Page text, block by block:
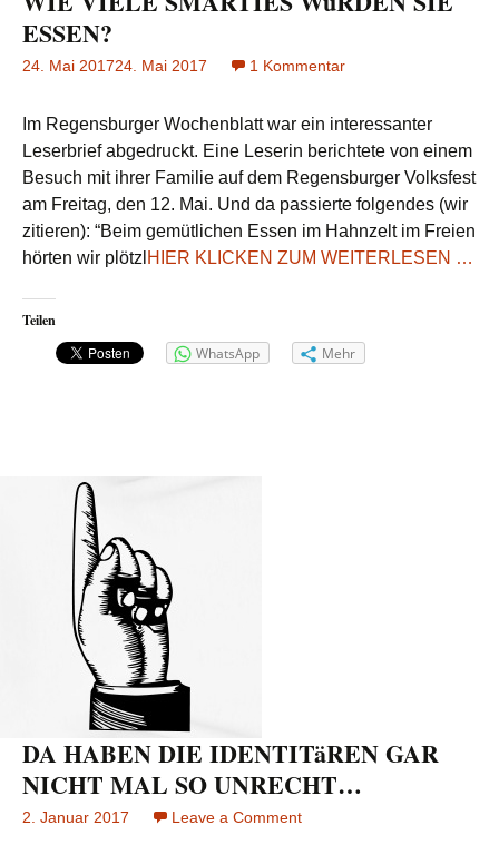
ESSEN?
24. Mai 201724. Mai 2017 1 Kommentar
SMARTIES
WüRDEN
SIE
ESSEN?
Im Regensburger Wochenblatt war ein interessanter
Leserbrief abgedruckt. Eine Leserin berichtete von einem
Besuch mit ihrer Familie auf dem Regensburger Volksfest
am Freitag, den 12. Mai. Und da passierte folgendes (wir
zitieren): “Beim gemütlichen Essen im Hahnzelt im Freien
hörten wir plötzl HIER KLICKEN ZUM WEITERLESEN …
Teilen
WhatsApp
Mehr
DA HABEN DIE IDENTITäREN GAR
NICHT MAL SO UNRECHT…
2. Januar 2017 Leave a Comment